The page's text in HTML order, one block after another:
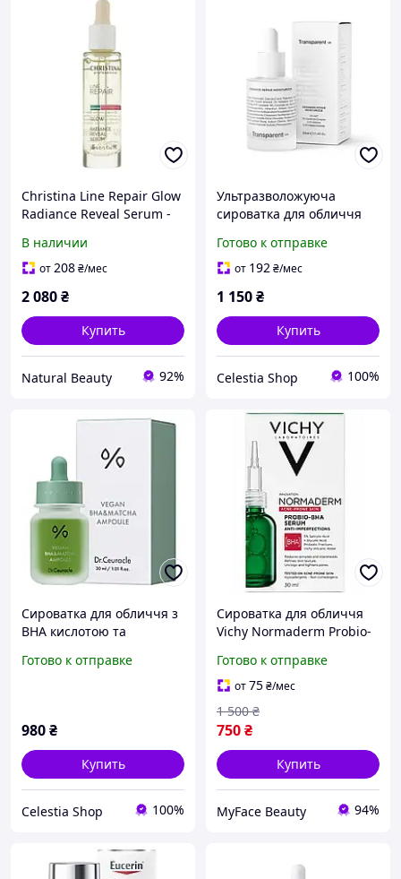
Christina Line Repair Glow
Radiance Reveal Serum -
"Відновлення сяйва" 30мл
В наличии
от208₴/мес
2 080₴
Купить
Natural Beauty 92%
Ультразволожуюча
сироватка для обличчя
Repair Moisturizer 30 мл
Готово к отправке
от 192₴/мес
1 150₴
Купить
Celestia Shop 100%
Сироватка для обличчя з
BHA кислотою та
Dr.Ceuracle Vegan
Готово к отправке
980₴
Купить
Celestia Shop 100%
Сироватка для обличчя
Vichy Normaderm Probio-
Imperfections з BHA-
кислотами, 30 мл
Готово к отправке
от75₴/мес
750₴
1 500 ₴
Купить
MyFace Beauty 94%